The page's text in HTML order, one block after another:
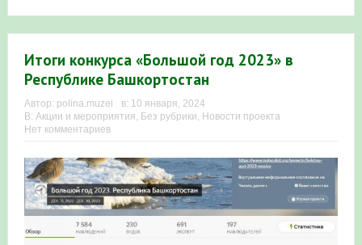
Итоги конкурса «Большой год 2023» в
Республике Башкортостан
Автор: polina.muzei в: 10 января, 2024
В: Акции и мероприятия, Без рубрики, Новости проекта
Нет комментариев